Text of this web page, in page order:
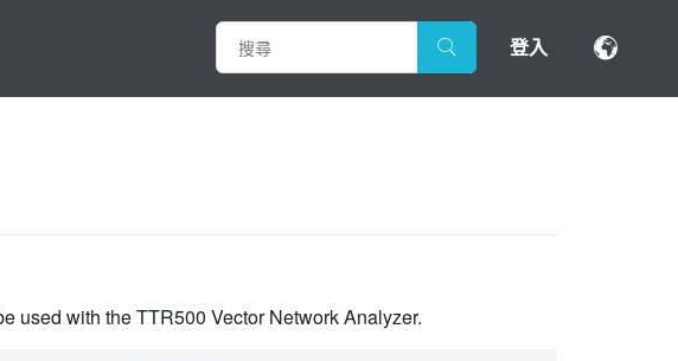
登入
used with the TTR500 Vector Network Analyzer.